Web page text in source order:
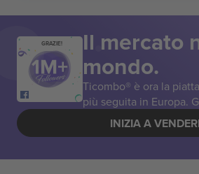
GRAZIE! Il mercato
mondo.
Ticombo® è ora la
più seguita in Europa.
INIZIA A